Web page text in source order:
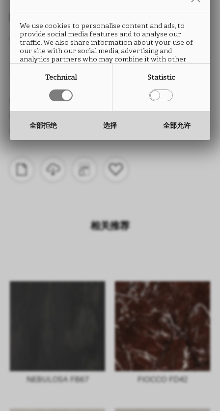
TALCO
FB38
类型： ABS封边条
厚度： 0.5 至 2.0 mm
相关推荐
NEBULOSA FB67 FIOCCO FD42
We use cookies to personalise content and ads, to
provide social media features and to analyse our
traffic. We also share information about your use of
our site with our social media, advertising and
analytics partners who may combine it with other
they have collected from your use of their services.
Technical Statistic
全部拒绝 选择 全部允许